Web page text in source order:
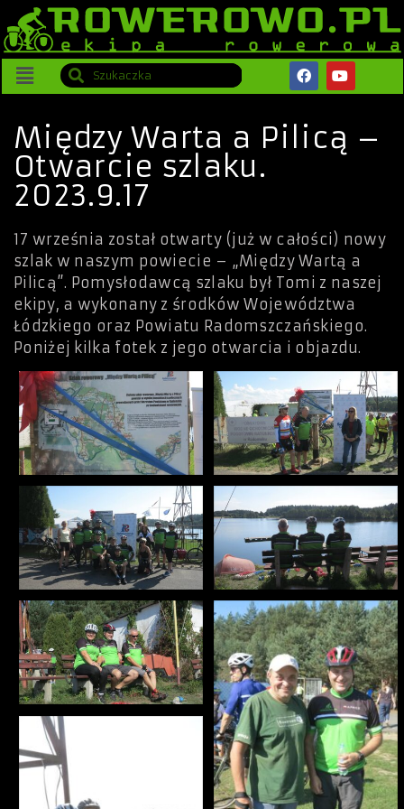
Między Warta a Pilicą –
Otwarcie szlaku.
2023.9.17
17 września został otwarty (już w całości) nowy
szlak w naszym powiecie – „Między Wartą a
Pilicą”. Pomysłodawcą szlaku był Tomi z naszej
ekipy, a wykonany z środków Województwa
Łódzkiego oraz Powiatu Radomszczańskiego.
Poniżej kilka fotek z jego otwarcia i objazdu.